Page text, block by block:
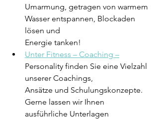
Umarmung, getragen von warmem
Wasser entspannen, Blockaden
lösen und
Energie tanken!
Unter Fitness – Coaching –
Personality finden Sie eine Vielzahl
unserer Coachings,
Ansätze und Schulungskonzepte.
Gerne lassen wir Ihnen
ausführliche Unterlagen